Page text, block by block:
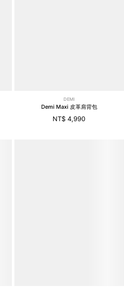
DEMI
Demi Maxi 皮革肩背包
NT$ 4,990